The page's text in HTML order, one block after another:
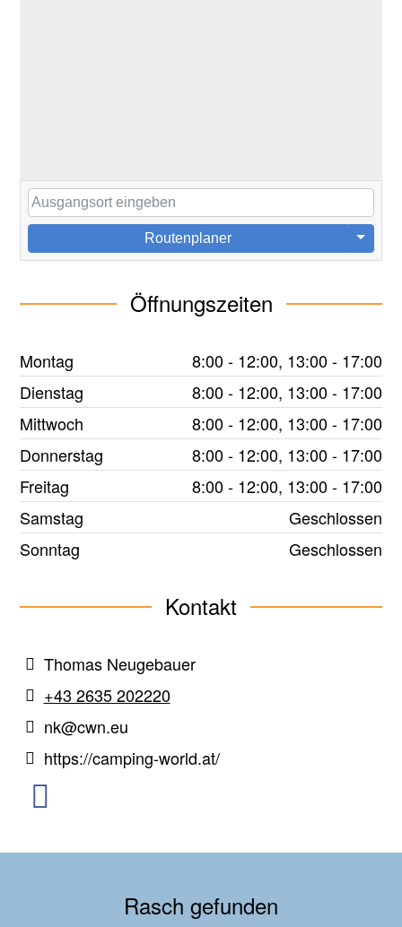
Routenplaner
Öffnungszeiten
Montag
8:00 - 12:00, 13:00 - 17:00
Dienstag
8:00 - 12:00, 13:00 - 17:00
Mittwoch
8:00 - 12:00, 13:00 - 17:00
Donnerstag
8:00 - 12:00, 13:00 - 17:00
Freitag
8:00 - 12:00, 13:00 - 17:00
Samstag
Geschlossen
Sonntag
Geschlossen
Kontakt
Thomas Neugebauer
+43 2635 202220
nk@cwn.eu
https://camping-world.at/
Rasch gefunden